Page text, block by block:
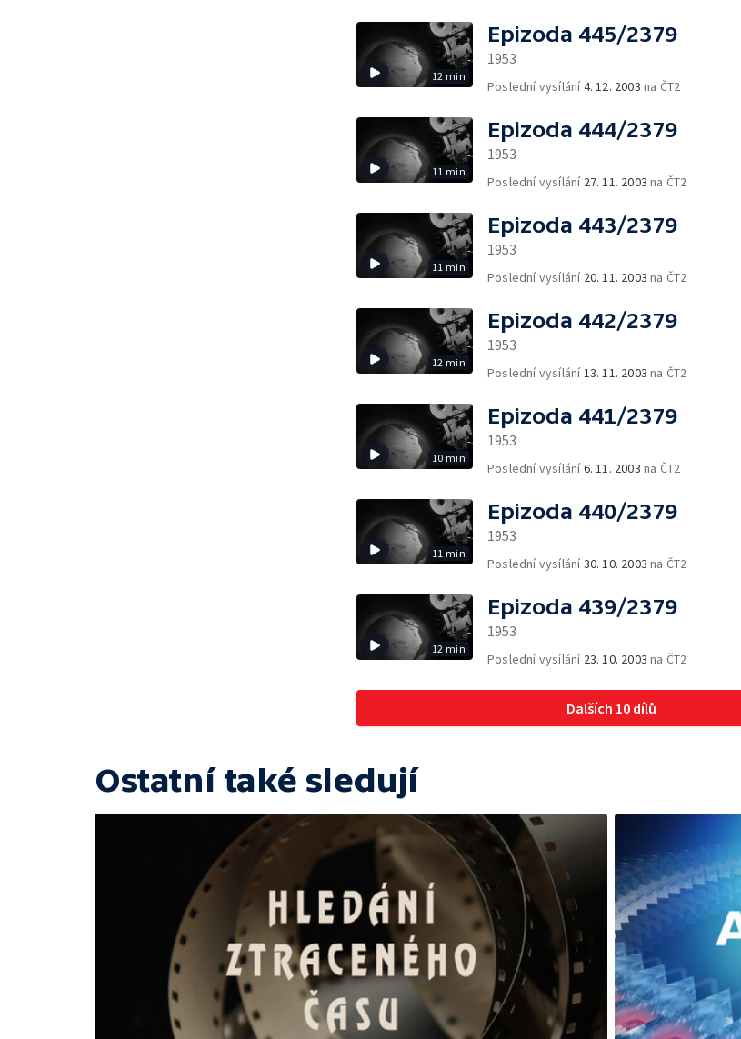
12 min
Epizoda 445/2379
1953
Poslední vysílání4. 12. 2003 na ČT2
11 min
Epizoda 444/2379
1953
Poslední vysílání 27. 11. 2003 na ČT2
11 min
Epizoda 443/2379
1953
Poslední vysílání 20. 11. 2003 na ČT2
12 min
Epizoda 442/2379
1953
Poslední vysílání 13. 11. 2003 na ČT2
10 min
Epizoda 441/2379
1953
Poslední vysílání6. 11. 2003 na ČT2
11 min
Epizoda 440/2379
1953
Poslední vysílání30. 10. 2003 na ČT2
12 min
Epizoda 439/2379
1953
Poslední vysílání 23. 10. 2003 na ČT2
Dalších 10 dílů
Ostatní také sledují